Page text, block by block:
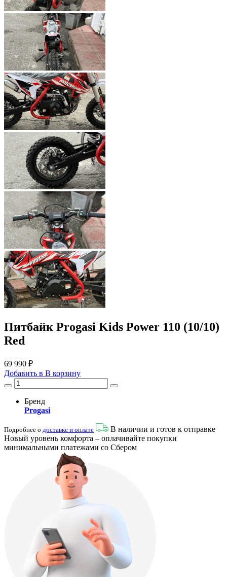
Питбайк Progasi Kids Power 110 (10/10)
Red
69 990 ₽
Добавить в В корзину
Бренд
Progasi
Подробнее о доставке и оплате
В наличии и готов к отправке
Новый уровень комфорта – оплачивайте покупки
минимальными платежами со Сбером